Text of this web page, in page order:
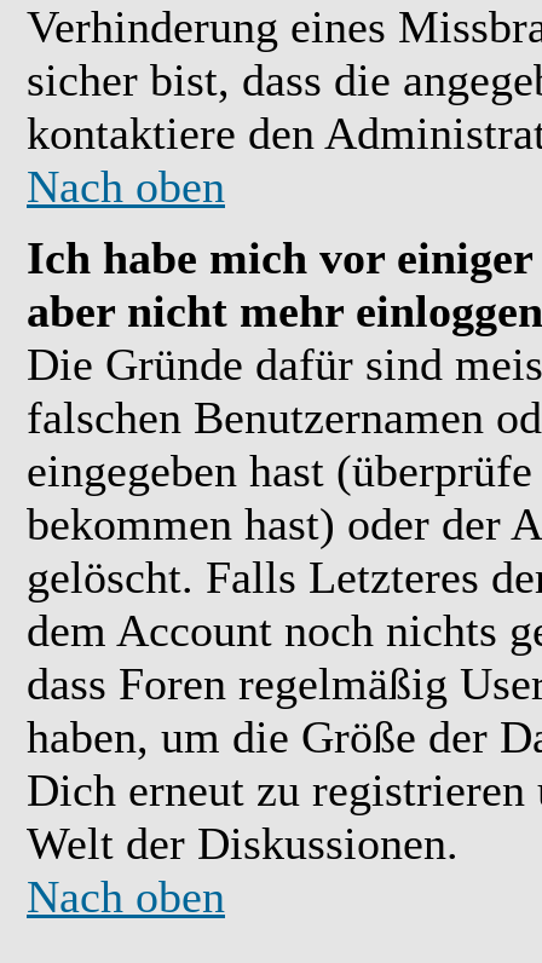
Verhinderung eines
sicher bist, dass die
kontaktiere den
Nach oben
Ich habe mich vor
aber nicht mehr
Die Gründe dafür sind
falschen Benutzernamen
eingegeben hast
bekommen hast) oder der
gelöscht. Falls Letzteres
dem Account noch nichts
dass Foren regelmäßig
haben, um die Größe der
Dich erneut zu
Welt der Diskussionen.
Nach oben